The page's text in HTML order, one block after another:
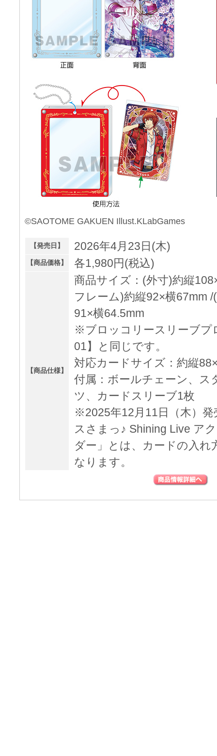
©SAOTOME GAKUEN Illust.KLabGames
【発売日】 2026年4月23日(木)
【商品価格】 各1,980円(税込)
【商品仕様】
商品サイズ：(外寸)約縦
フレーム)約縦92×横67mm
91×横64.5mm
※ブロッコリースリーブプ
01】と同じです。
対応カードサイズ：約縦
付属：ボールチェーン、ス
ツ、カードスリーブ1枚
※2025年12月11日（木）
スさまっ♪ Shining Live ア
ダー」とは、カードの入れ
なります。